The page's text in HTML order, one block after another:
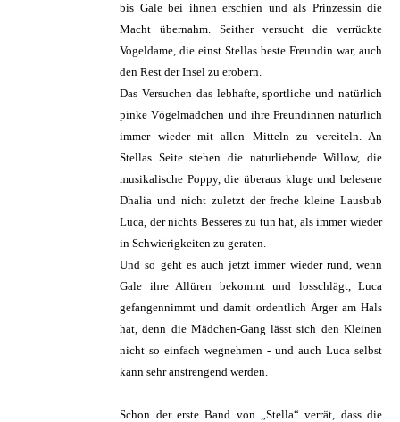
bis Gale bei ihnen erschien und als Prinzessin die
Macht übernahm. Seither versucht die verrückte
Vogeldame, die einst Stellas beste Freundin war, auch
den Rest der Insel zu erobern.
Das Versuchen das lebhafte, sportliche und natürlich
pinke Vögelmädchen und ihre Freundinnen natürlich
immer wieder mit allen Mitteln zu vereiteln. An
Stellas Seite stehen die naturliebende Willow, die
musikalische Poppy, die überaus kluge und belesene
Dhalia und nicht zuletzt der freche kleine Lausbub
Luca, der nichts Besseres zu tun hat, als immer wieder
in Schwierigkeiten zu geraten.
Und so geht es auch jetzt immer wieder rund, wenn
Gale ihre Allüren bekommt und losschlägt, Luca
gefangennimmt und damit ordentlich Ärger am Hals
hat, denn die Mädchen-Gang lässt sich den Kleinen
nicht so einfach wegnehmen - und auch Luca selbst
kann sehr anstrengend werden.
Schon der erste Band von „Stella“ verrät, dass die